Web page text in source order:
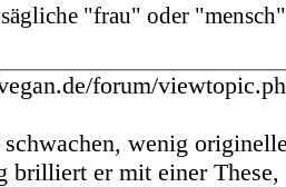
"frau" oder
forum/
wenig
brilliert er mit einer